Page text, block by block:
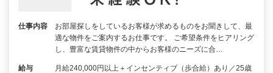
仕事内容
お部屋探しをしているお客様が求めるものをお聞きして、最
適な物件をご案内するお仕事です。 ご希望条件をヒアリング
し、豊富な賃貸物件の中からお客様のニーズに合…
給与
月給240,000円以上＋インセンティブ（歩合給）あり／25歳